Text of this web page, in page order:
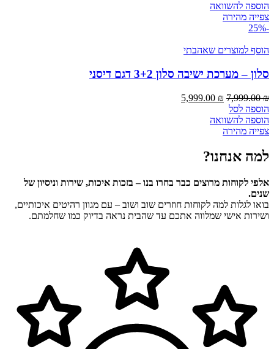
היה:
2,999.00 ₪.
הוספה להשוואה
צפייה מהירה
-25%
הוסף למוצרים שאהבתי
סלון – מערכת ישיבה סלון 3+2 דגם דיסני
7,999.00₪
המחיר
היה:
7,999.00 ₪.
5,999.00 ₪
הוספה לסל
הוספה להשוואה
צפייה מהירה
למה אנחנו?
אלפי לקוחות מרוצים כבר בחרו בנו – בזכות איכות, שירות וניסיון של
שנים.
בואו לגלות למה לקוחות חוזרים שוב ושוב – עם מגוון רהיטים איכותיים,
ושירות אישי שמלווה אתכם עד שהבית נראה בדיוק כמו שחלמתם.